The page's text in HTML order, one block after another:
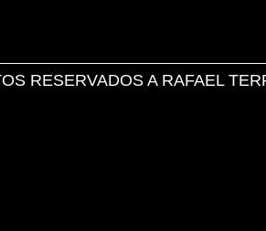
RESERVADOS A RAFAEL